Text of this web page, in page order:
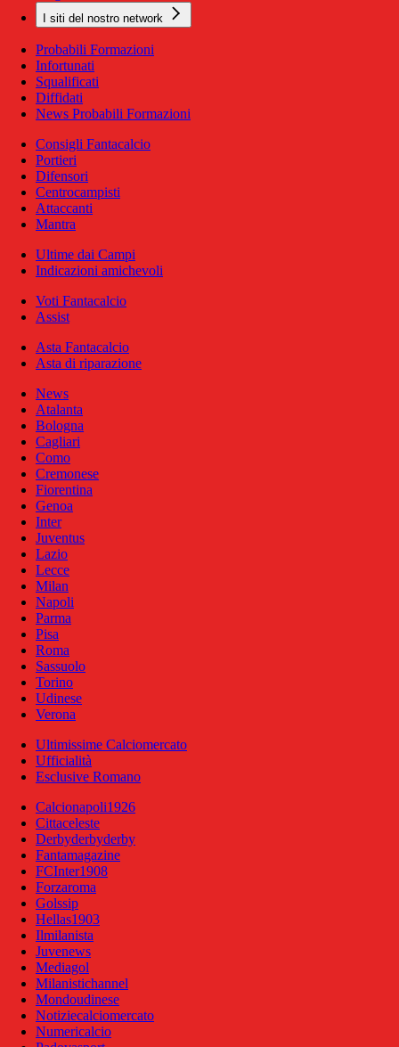
I siti del nostro network
Probabili Formazioni
Infortunati
Squalificati
Diffidati
News Probabili Formazioni
Consigli Fantacalcio
Portieri
Difensori
Centrocampisti
Attaccanti
Mantra
Ultime dai Campi
Indicazioni amichevoli
Voti Fantacalcio
Assist
Asta Fantacalcio
Asta di riparazione
News
Atalanta
Bologna
Cagliari
Como
Cremonese
Fiorentina
Genoa
Inter
Juventus
Lazio
Lecce
Milan
Napoli
Parma
Pisa
Roma
Sassuolo
Torino
Udinese
Verona
Ultimissime Calciomercato
Ufficialità
Esclusive Romano
Calcionapoli1926
Cittaceleste
Derbyderbyderby
Fantamagazine
FCInter1908
Forzaroma
Golssip
Hellas1903
Ilmilanista
Juvenews
Mediagol
Milanistichannel
Mondoudinese
Notiziecalciomercato
Numericalcio